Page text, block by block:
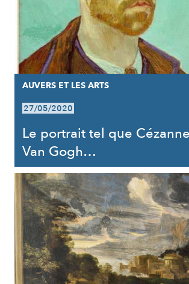
AUVERS ET LES ARTS
27/05/2020
Le portrait tel que
Van Gogh…